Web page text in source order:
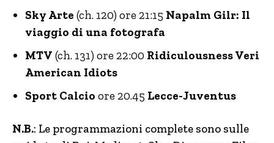
Sky Arte (ch. 120) ore 21:15 Napalm Gilr: Il
viaggio di una fotografa
MTV (ch. 131) ore 22:00 Ridiculousness Veri
American Idiots
Sport Calcio ore 20.45 Lecce-Juventus
N.B.: Le programmazioni complete sono sulle